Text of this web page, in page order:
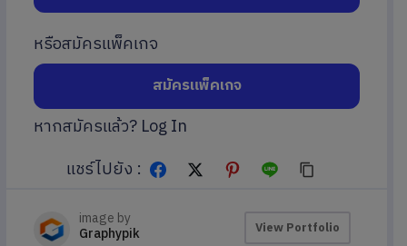
หรือสมัครแพ็คเกจ
สมัครแพ็คเกจ
หากสมัครแล้ว? Log In
แชร์ไปยัง :
image by
Graphypik View Portfolio